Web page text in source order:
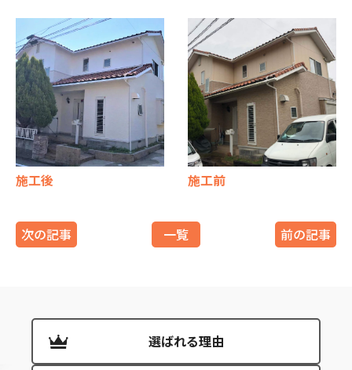
施工後 施工前
次の記事 一覧 前の記事
選ばれる理由